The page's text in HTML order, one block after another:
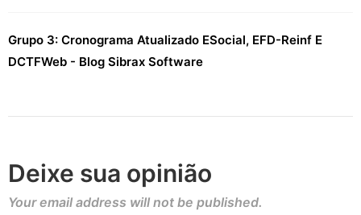
Grupo 3: Cronograma Atualizado ESocial, EFD-Reinf E
DCTFWeb - Blog Sibrax Software
Deixe sua opinião
Your email address will not be published.